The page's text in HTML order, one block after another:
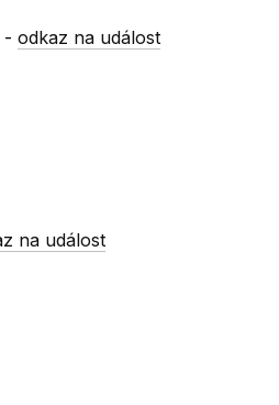
-odkaz na událost
na událost